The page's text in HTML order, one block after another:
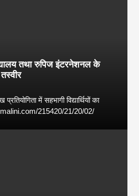
तथा रुपिज इंटरनेशनल के
तस्वीर
में सहभागी विद्यार्थियों का
215420/21/20/02/